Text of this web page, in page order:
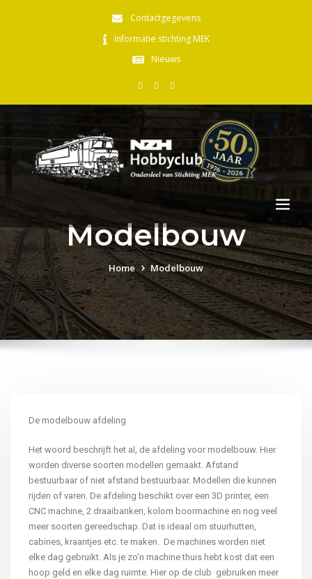
Contactgegevens
Informatie stichting MEK
Nieuws
Modelbouw
Home Modelbouw
De modelbouw afdeling
Het woord beschrijft het al, de afdeling voor modelbouw. Hier
worden diverse soorten modellen gemaakt. Afstand
bestuurbaar of niet afstand bestuurbaar. Modellen die kunnen
rijden of varen. De afdeling beschikt over een 3D printer, een
CNC machine, 2 draaibanken, kolom boormachine en nog veel
meer soorten gereedschap. Dat is ideaal om stuurhutten,
cabines, kraantjes etc. te maken. De machines worden niet
elke dag gebruikt. Als je zo’n machine thuis hebt kost dat een
hoop geld en elke dag ruimte. Hier op de club gebruiken meer